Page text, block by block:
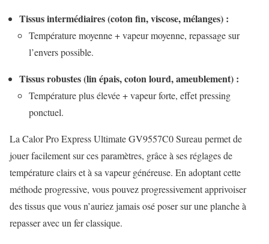
Tissus intermédiaires (coton fin, viscose, mélanges) :
Température moyenne + vapeur moyenne, repassage sur
l’envers possible.
Tissus robustes (lin épais, coton lourd, ameublement) :
Température plus élevée + vapeur forte, effet pressing
ponctuel.
La Calor Pro Express Ultimate GV9557C0 Sureau permet de
jouer facilement sur ces paramètres, grâce à ses réglages de
température clairs et à sa vapeur généreuse. En adoptant cette
méthode progressive, vous pouvez progressivement apprivoiser
des tissus que vous n’auriez jamais osé poser sur une planche à
repasser avec un fer classique.